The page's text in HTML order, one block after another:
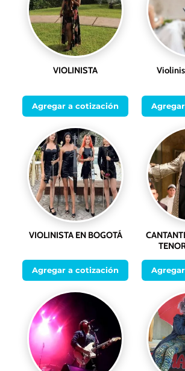
VIOLINISTA
Agregar a cotización
VIOLINISTA EN BOGOTÁ
Agregar a cotización